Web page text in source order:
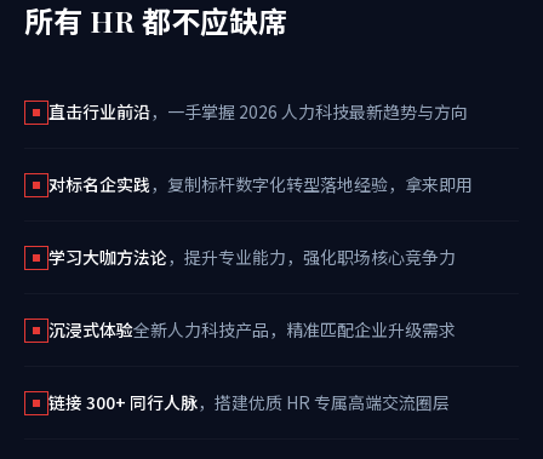
所有 HR 都不应缺席
直击行业前沿，一手掌握 2026 人力科技最新趋势与方向
对标名企实践，复制标杆数字化转型落地经验，拿来即用
学习大咖方法论 ，提升专业能力，强化职场核心竞争力
沉浸式体验全新人力科技产品，精准匹配企业升级需求
链接 300+ 同行人脉，搭建优质 HR 专属高端交流圈层